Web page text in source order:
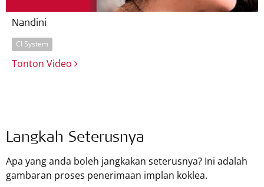
Nandini
CI System
Tonton Video
Langkah Seterusnya
Apa yang anda boleh jangkakan seterusnya? Ini adalah
gambaran proses penerimaan implan koklea.